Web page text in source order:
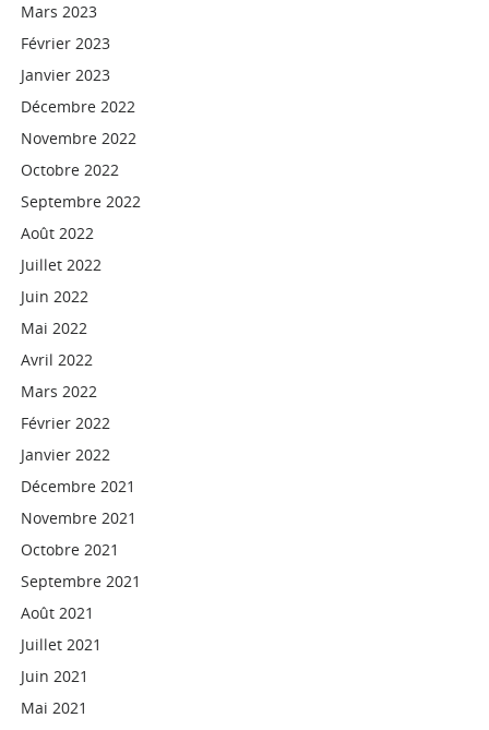
Mars 2023
Février 2023
Janvier 2023
Décembre 2022
Novembre 2022
Octobre 2022
Septembre 2022
Août 2022
Juillet 2022
Juin 2022
Mai 2022
Avril 2022
Mars 2022
Février 2022
Janvier 2022
Décembre 2021
Novembre 2021
Octobre 2021
Septembre 2021
Août 2021
Juillet 2021
Juin 2021
Mai 2021